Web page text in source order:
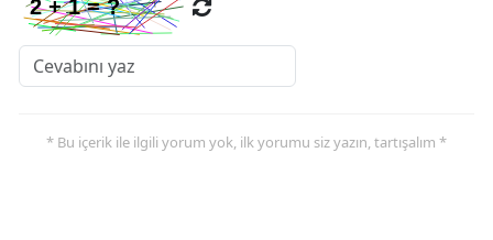
* Bu içerik ile ilgili yorum yok, ilk yorumu siz yazın, tartışalım *